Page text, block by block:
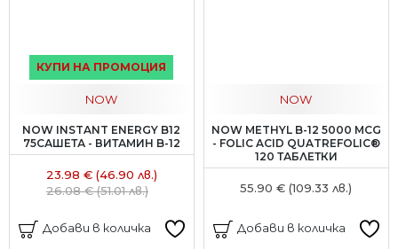
КУПИ НА ПРОМОЦИЯ
NOW
NOW INSTANT ENERGY B12
75САШЕТА - ВИТАМИН B-12
23.98 € (46.90 лв.)
26.08 € (51.01 лв.)
Добави в количка
NOW
NOW METHYL B-12 5000 MCG
- FOLIC ACID QUATREFOLIC®
120 ТАБЛЕТКИ
55.90 € (109.33 лв.)
Добави в количка